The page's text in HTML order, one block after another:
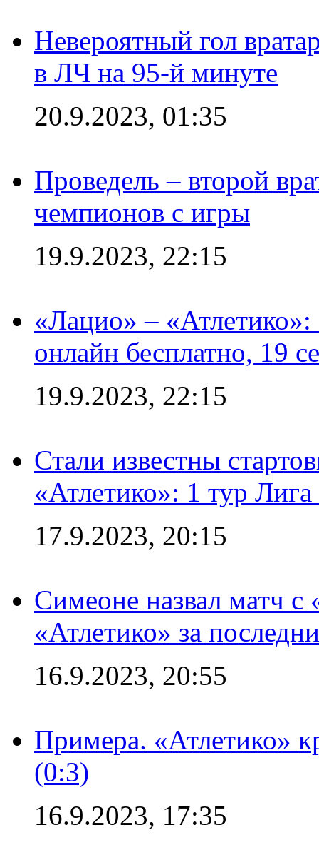
Невероятный гол
в ЛЧ на 95-й минуте
20.9.2023, 01:35
Проведель – второй
чемпионов с игры
19.9.2023, 22:15
«Лацио» –
онлайн бесплатно, 19
19.9.2023, 22:15
Стали известны
«Атлетико»: 1 тур
17.9.2023, 20:15
Симеоне назвал матч
«Атлетико» за
16.9.2023, 20:55
Примера. «Атлетико»
(0:3)
16.9.2023, 17:35